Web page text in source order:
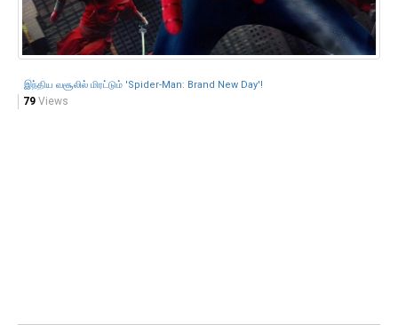
இந்திய வசூலில் மிரட்டும் 'Spider-Man: Brand New Day'!
79 Views